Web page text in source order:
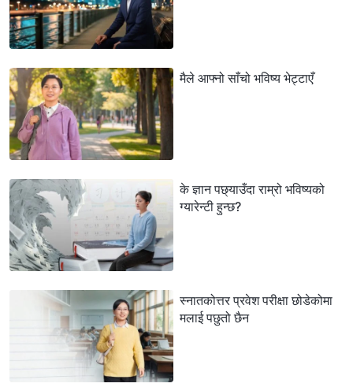
मैले आफ्नो साँचो भविष्य भेट्टाएँ
के ज्ञान पछ्याउँदा राम्रो भविष्यको
ग्यारेन्टी हुन्छ?
स्नातकोत्तर प्रवेश परीक्षा छोडेकोमा
मलाई पछुतो छैन